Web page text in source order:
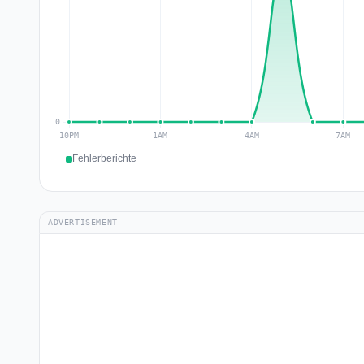
Fehlerberichte
ADVERTISEMENT